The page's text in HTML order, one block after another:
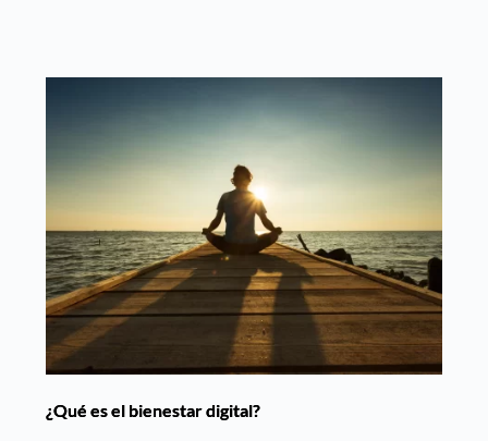
¿Qué es el bienestar digital?